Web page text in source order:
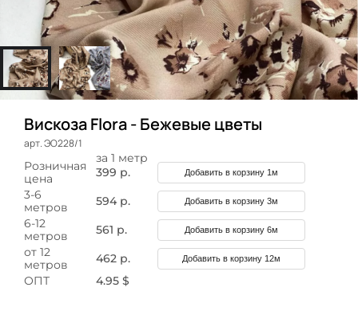
Вискоза Flora - Бежевые цветы
арт. ЭО228/1
за 1 метр
Розничная
цена
399 р. Добавить в корзину 1м
3-6
метров
594 р. Добавить в корзину 3м
6-12
метров
561 р. Добавить в корзину 6м
от 12
метров
462 р. Добавить в корзину 12м
ОПТ 4.95 $